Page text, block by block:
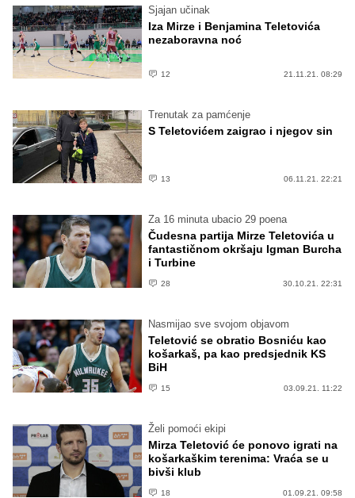
Sjajan učinak
Iza Mirze i Benjamina Teletovića
nezaboravna noć
12 21.11.21. 08:29
Trenutak za pamćenje
S Teletovićem zaigrao i njegov sin
13 06.11.21. 22:21
Za 16 minuta ubacio 29 poena
Čudesna partija Mirze Teletovića u
fantastičnom okršaju Igman Burcha
i Turbine
28 30.10.21. 22:31
Nasmijao sve svojom objavom
Teletović se obratio Bosniću kao
košarkaš, pa kao predsjednik KS
BiH
15 03.09.21. 11:22
Želi pomoći ekipi
Mirza Teletović će ponovo igrati na
košarkaškim terenima: Vraća se u
bivši klub
18 01.09.21. 09:58